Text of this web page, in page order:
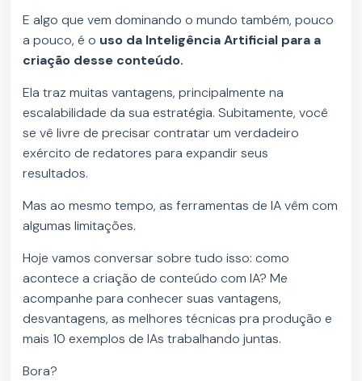
E algo que vem dominando o mundo também, pouco
a pouco, é o uso da Inteligência Artificial para a
criação desse conteúdo.
Ela traz muitas vantagens, principalmente na
escalabilidade da sua estratégia. Subitamente, você
se vê livre de precisar contratar um verdadeiro
exército de redatores para expandir seus
resultados.
Mas ao mesmo tempo, as ferramentas de IA vêm com
algumas limitações.
Hoje vamos conversar sobre tudo isso: como
acontece a criação de conteúdo com IA? Me
acompanhe para conhecer suas vantagens,
desvantagens, as melhores técnicas pra produção e
mais 10 exemplos de IAs trabalhando juntas.
Bora?